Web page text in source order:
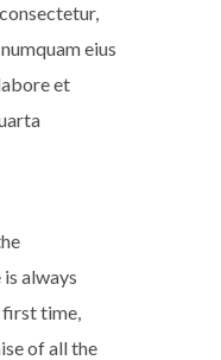
eius
et
always
first time,
of all the